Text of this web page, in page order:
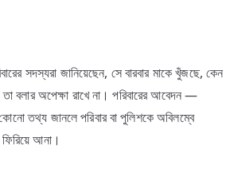
সদস্যরা জানিয়েছেন, সে বারবার মাকে খুঁজছে, কেন
বলার অপেক্ষা রাখে না। পরিবারের আবেদন —
কোনো তথ্য জানলে পরিবার বা পুলিশকে অবিলম্বে
আনা।